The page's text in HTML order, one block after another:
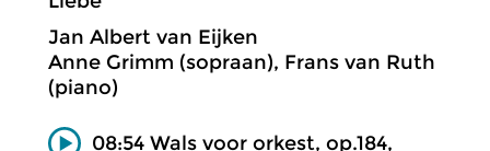
Jan Albert van Eijken
Anne Grimm (sopraan), Frans van Ruth
(piano)
08:54 Wals voor orkest, op.184,